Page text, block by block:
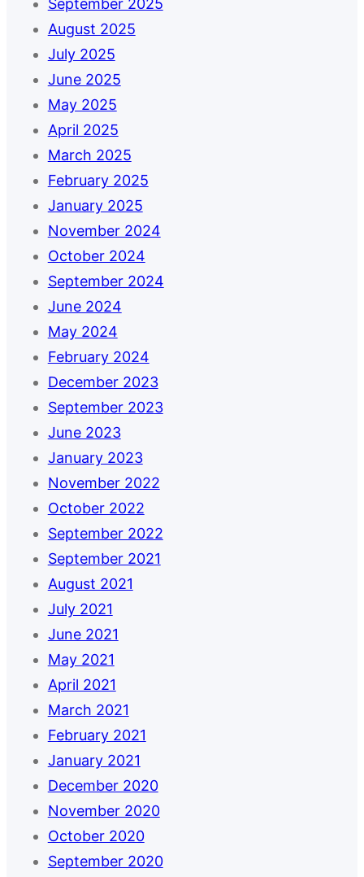
September 2025
August 2025
July 2025
June 2025
May 2025
April 2025
March 2025
February 2025
January 2025
November 2024
October 2024
September 2024
June 2024
May 2024
February 2024
December 2023
September 2023
June 2023
January 2023
November 2022
October 2022
September 2022
September 2021
August 2021
July 2021
June 2021
May 2021
April 2021
March 2021
February 2021
January 2021
December 2020
November 2020
October 2020
September 2020